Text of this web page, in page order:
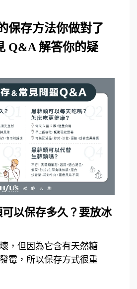
保存方法你做對了
Q&A 解答你的疑
可以保存多久？要放冰
，但因為它含有天然糖
霉，所以保存方式很重